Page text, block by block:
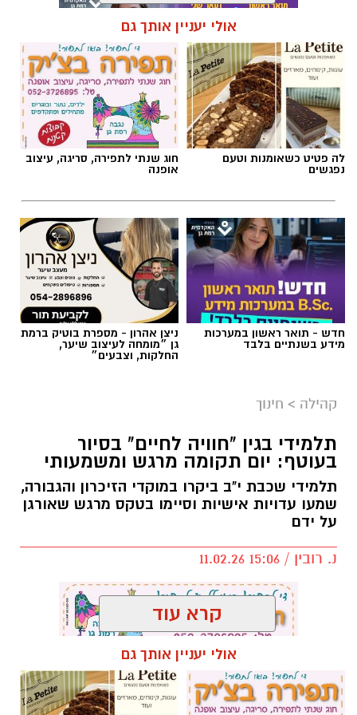
הורות, חינו, הצבת גבולות
מרב סבן
בדיוק בנקודה הזו עולה שאלת הגבולות בהורות.
לא כטכניקה, אלא כתפיסת עולם הורית.
לאפשר להם להרגיש בטוחים בתוך עולם שיש בו
גבולות בהורות דרך הדימוי של ים ובריכה
דמיינו רגע שני מצבים: שחייה בים פתוח, לעומת
שחייה בבריכה.
אולי יעניין אותך גם
לה פטיט כשאומנות וטעם
נפגשים
חוג שנתי לתפירה, סריגה, עיצוב
אופנה
חדש - תואר ראשון במערכות
מידע בשנתיים בלבד
ניצן אהרון - מספרת בוטיק ברמת
גן ״מומחה לעיצוב שיער,
החלקות, וצבעים״
קהילה > חינוך
תלמידי בגין "חוויה לחיים" בסיור
בעוטף: יום תקומה מרגש ומשמעותי
תלמידי שכבת י"ב ביקרו במוקדי הזיכרון והגבורה,
שמעו עדויות אישיות וסיימו בטקס מרגש שאורגן
על ידם
נ. רובין / 15:06 11.02.26
תגים:תיכון בגין חוויה לחיים, סיור בעוטף
קרא עוד
אולי יעניין אותך גם